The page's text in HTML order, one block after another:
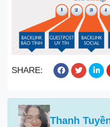
SHARE:
Thanh